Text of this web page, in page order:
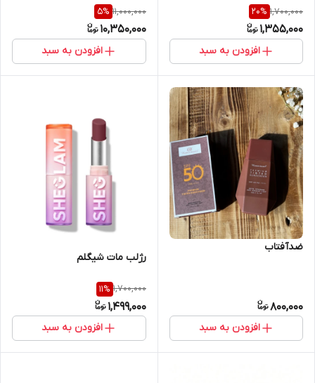
1,700,000
20%
1,355,000
افزودن به سبد
11,000,000
5%
10,350,000
افزودن به سبد
ضدآفتاب
800,000
افزودن به سبد
رژلب مات شیگلم
1,700,000
11%
1,499,000
افزودن به سبد